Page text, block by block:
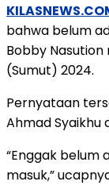
bahwa belum
Bobby Nasution
(Sumut) 2024.
Pernyataan
Ahmad Syaikhu
“Enggak belum
masuk,”